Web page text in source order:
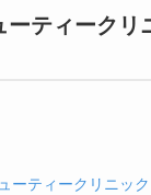
ティーク
ーティークリニッ